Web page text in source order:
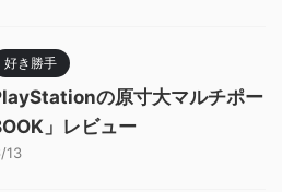
好き勝手
の原寸大マルチポー
」レビュー
13